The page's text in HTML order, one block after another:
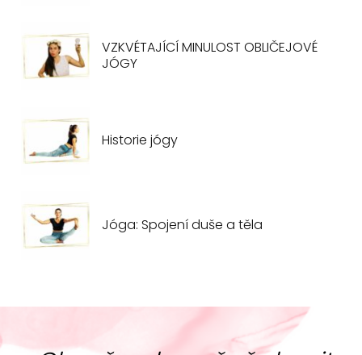
VZKVÉTAJÍCÍ MINULOST OBLIČEJOVÉ
JÓGY
Historie jógy
Jóga: Spojení duše a těla